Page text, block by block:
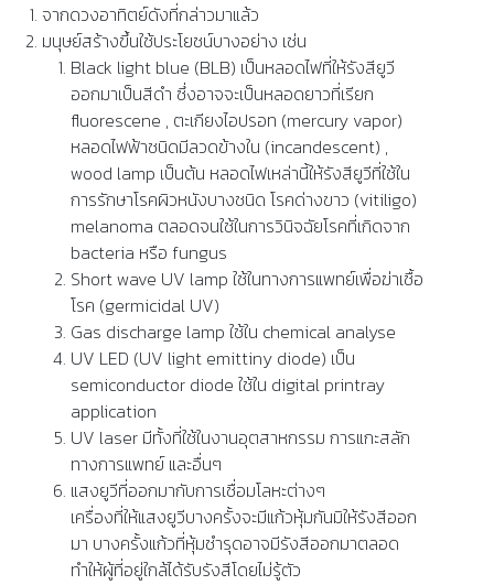
จากดวงอาทิตย์ดังที่กล่าวมาแล้ว
มนุษย์สร้างขึ้นใช้ประโยชน์บางอย่าง เช่น
Black light blue (BLB) เป็นหลอดไฟที่ให้รังสียูวี
ออกมาเป็นสีดำ ซึ่งอาจจะเป็นหลอดยาวที่เรียก
fluorescene , ตะเกียงไอปรอท (mercury vapor)
หลอดไฟฟ้าชนิดมีลวดข้างใน (incandescent) ,
wood lamp เป็นต้น หลอดไฟเหล่านี้ให้รังสียูวีที่ใช้ใน
การรักษาโรคผิวหนังบางชนิด โรคด่างขาว (vitiligo)
melanoma ตลอดจนใช้ในการวินิจฉัยโรคที่เกิดจาก
bacteria หรือ fungus
Short wave UV lamp ใช้ในทางการแพทย์เพื่อฆ่าเชื้อ
โรค (germicidal UV)
Gas discharge lamp ใช้ใน chemical analyse
UV LED (UV light emittiny diode) เป็น
semiconductor diode ใช้ใน digital printray
application
UV laser มีทั้งที่ใช้ในงานอุตสาหกรรม การแกะสลัก
ทางการแพทย์ และอื่นๆ
แสงยูวีที่ออกมากับการเชื่อมโลหะต่างๆ
เครื่องที่ให้แสงยูวีบางครั้งจะมีแก้วหุ้มกันมิให้รังสีออก
มา บางครั้งแก้วที่หุ้มชำรุดอาจมีรังสีออกมาตลอด
ทำให้ผู้ที่อยู่ใกล้ได้รับรังสีโดยไม่รู้ตัว